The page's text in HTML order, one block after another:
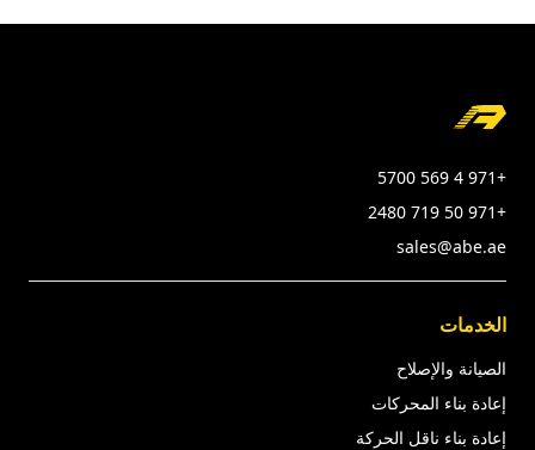
Footer
+971 4 569 5700
+971 50 719 2480
sales@abe.ae
الخدمات
الصيانة والإصلاح
إعادة بناء المحركات
إعادة بناء ناقل الحركة